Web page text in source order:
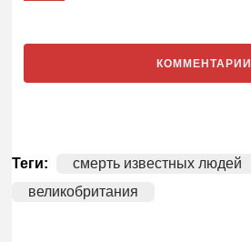
КОММЕНТАРИИ
Теги: смерть известных людей
великобритания